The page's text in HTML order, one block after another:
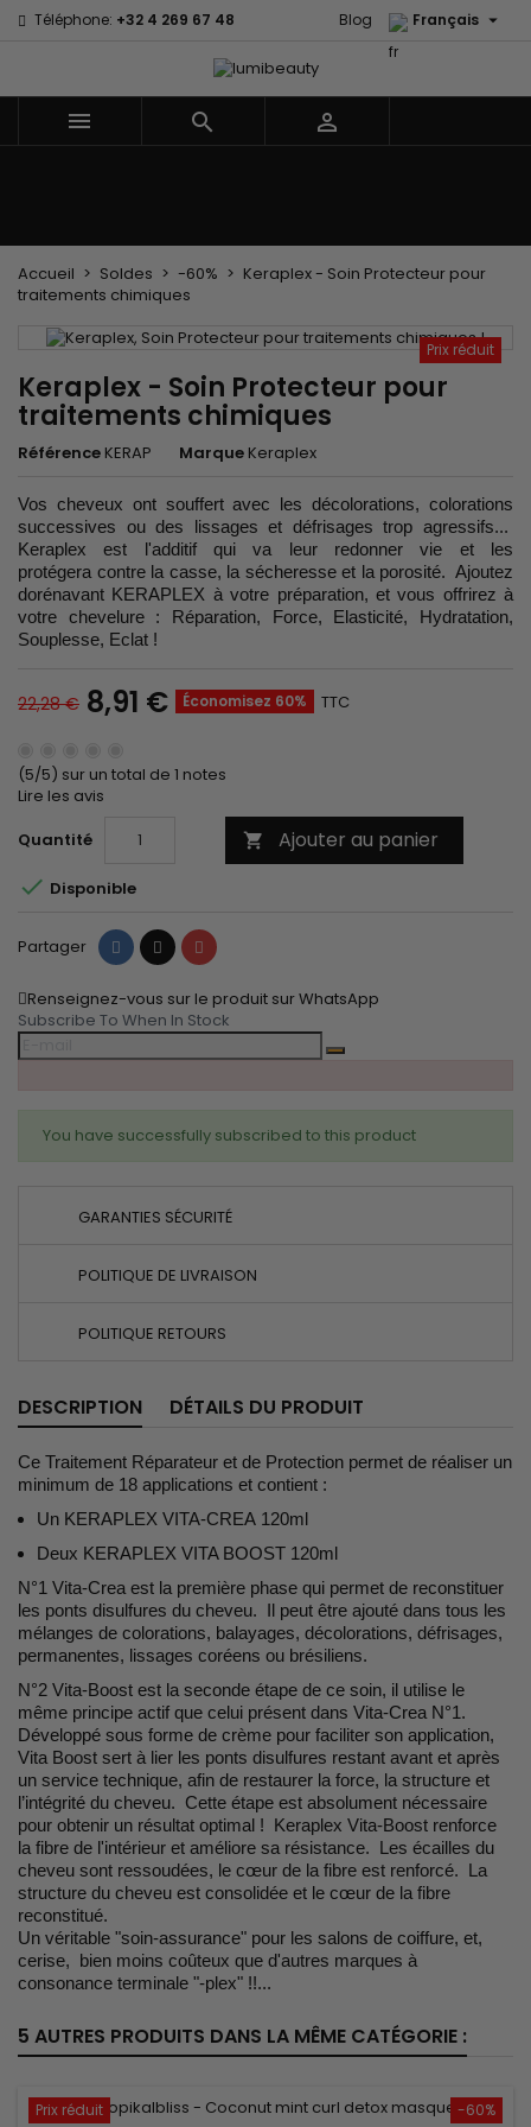
Téléphone: +32 4 269 67 48 Français 
Blog
  
Accueil Soldes -60%
Keraplex - Soin Protecteur pour
traitements chimiques
Prix réduit
Keraplex - Soin Protecteur pour
traitements chimiques
Référence KERAP Marque Keraplex
Vos cheveux ont souffert avec les décolorations, colorations
successives ou des lissages et défrisages trop agressifs...
Keraplex est l'additif qui va leur redonner vie et les
protégera contre la casse, la sécheresse et la porosité. Ajoutez
dorénavant KERAPLEX à votre préparation, et vous offrirez à
votre chevelure : Réparation, Force, Elasticité, Hydratation,
Souplesse, Eclat !
22,28 € 8,91 € Économisez 60% TTC
(5/5) sur un total de 1 notes
Lire les avis
Quantité
 Ajouter au panier
 Disponible
Partager PartagerTweet Pinterest
Renseignez-vous sur le produit sur WhatsApp
Subscribe To When In Stock
You have successfully subscribed to this product
GARANTIES SÉCURITÉ
POLITIQUE DE LIVRAISON
POLITIQUE RETOURS
DESCRIPTION DÉTAILS DU PRODUIT
Ce Traitement Réparateur et de Protection permet de réaliser un
minimum de 18 applications et contient :
Un KERAPLEX VITA-CREA 120ml
Deux KERAPLEX VITA BOOST 120ml
N°1 Vita-Crea est la première phase qui permet de reconstituer
les ponts disulfures du cheveu. Il peut être ajouté dans tous les
mélanges de colorations, balayages, décolorations, défrisages,
permanentes, lissages coréens ou brésiliens.
N°2 Vita-Boost est la seconde étape de ce soin, il utilise le
même principe actif que celui présent dans Vita-Crea N°1.
Développé sous forme de crème pour faciliter son application,
Vita Boost sert à lier les ponts disulfures restant avant et après
un service technique, afin de restaurer la force, la structure et
l’intégrité du cheveu. Cette étape est absolument nécessaire
pour obtenir un résultat optimal ! Keraplex Vita-Boost renforce
la fibre de l'intérieur et améliore sa résistance. Les écailles du
cheveu sont ressoudées, le cœur de la fibre est renforcé. La
structure du cheveu est consolidée et le cœur de la fibre
reconstitué.
Un véritable "soin-assurance" pour les salons de coiffure, et,
cerise, bien moins coûteux que d'autres marques à
consonance terminale "-plex" !!...
5 AUTRES PRODUITS DANS LA MÊME CATÉGORIE :
-60%
Prix réduit